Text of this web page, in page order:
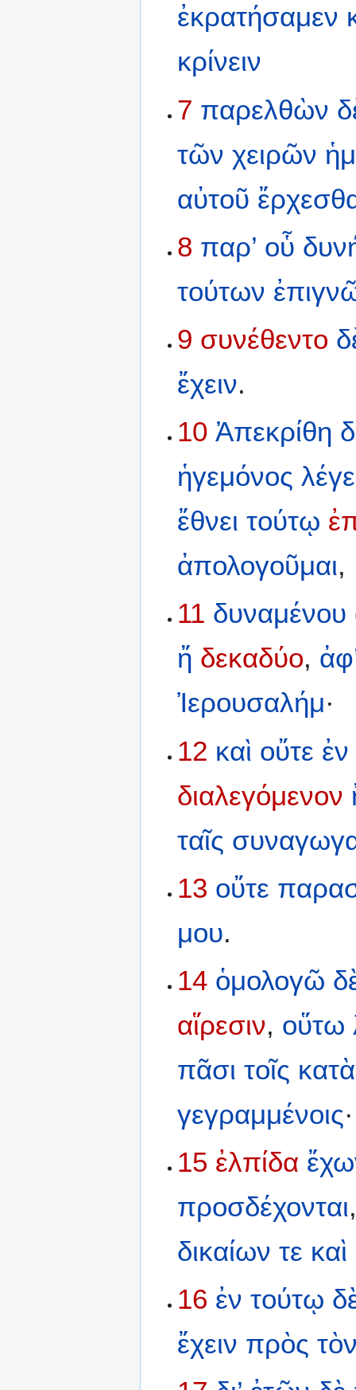
ἐκρατήσαμεν
κρίνειν
7 παρελθὼν
τῶν χειρῶν
αὐτοῦ
8 παρ’ οὗ
τούτων
9 συνέθεντο
ἔχειν.
10 Ἀπεκρίθη
ἡγεμόνος
ἔθνει τούτῳ
ἀπολογοῦμαι,
11 δυναμένου
ἤ δεκαδύο,
Ἰερουσαλήμ·
12 καὶ οὔτε ἐν
διαλεγόμενον
ταῖς
13 οὔτε
μου.
14 ὁμολογῶ
αἵρεσιν, οὕτω
πᾶσι τοῖς κατὰ
γεγραμμένοις·
15 ἐλπίδα
προσδέχονται
δικαίων τε καὶ
16 ἐν τούτῳ
ἔχειν πρὸς